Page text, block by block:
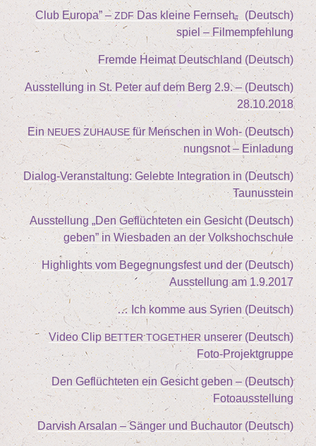
(Deutsch)
„
Club Euro­pa” –ZDFDas klei­ne Fern­seh­
spiel – Filmempfehlung
(Deutsch) Frem­de Hei­mat Deutschland
(Deutsch) Aus­stel­lung in St. Peter auf dem Berg
2.9. –
28.10.2018
(Deutsch) Ein
NEUES ZUHAUSE für Men­schen in Woh­
nungs­not – Einladung
(Deutsch) Dia­log-Ver­an­stal­tung: Geleb­te Inte­gra­ti­on in
Taunusstein
(Deutsch) Aus­stel­lung
„Den Geflüch­te­ten ein Gesicht
geben” in Wies­ba­den an der Volkshochschule
(Deutsch) High­lights vom Begeg­nungs­fest und der
Aus­stel­lung am 1.9.2017
(Deutsch) Ich kom­me aus Syrien …
(Deutsch) Video Clip
BETTER TOGETHERunse­rer
Foto-Projektgruppe
(Deutsch) Den Geflüch­te­ten ein Gesicht geben –
Fotoausstellung
(Deutsch) Dar­vish Arsalan – Sän­ger und Buchautor